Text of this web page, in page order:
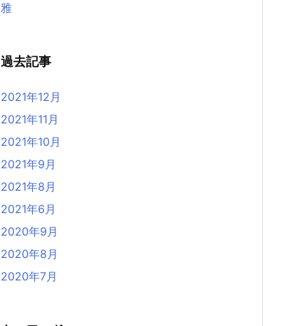
雅
過去記事
2021年12月
2021年11月
2021年10月
2021年9月
2021年8月
2021年6月
2020年9月
2020年8月
2020年7月